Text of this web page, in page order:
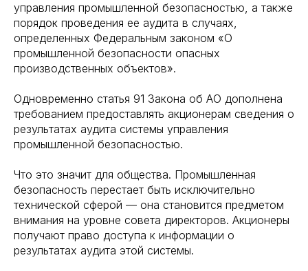
управления промышленной безопасностью, а также
порядок проведения ее аудита в случаях,
определенных Федеральным законом «О
промышленной безопасности опасных
производственных объектов».
Одновременно статья 91 Закона об АО дополнена
требованием предоставлять акционерам сведения о
результатах аудита системы управления
промышленной безопасностью.
Что это значит для общества. Промышленная
безопасность перестает быть исключительно
технической сферой — она становится предметом
внимания на уровне совета директоров. Акционеры
получают право доступа к информации о
результатах аудита этой системы.